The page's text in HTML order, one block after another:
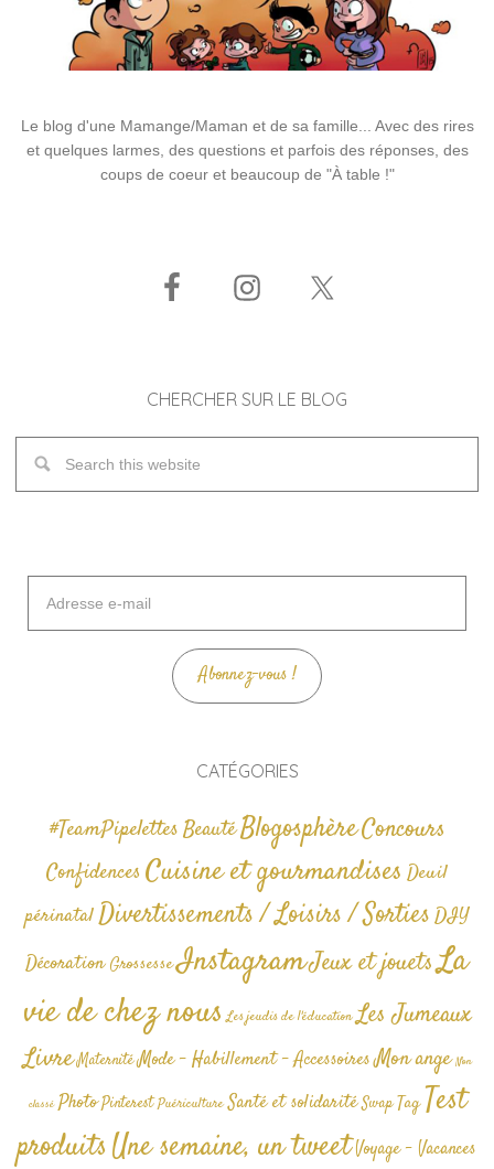
Le blog d'une Mamange/Maman et de sa famille... Avec des rires
et quelques larmes, des questions et parfois des réponses, des
coups de coeur et beaucoup de "À table !"
CHERCHER SUR LE BLOG
mail
Abonnez-vous !
CATÉGORIES
#TeamPipelettesBeautéBlogosphèreConcours
Confidences Cuisine et gourmandises Deuil
périnatalDivertissements / Loisirs / SortiesDIY
Décoration GrossesseInstagramJeux et jouetsLa
vie de chez nous Les jeudis de l'éducation Les Jumeaux
Livre Maternité Mode - Habillement - AccessoiresMon ange Non
classé Photo Pinterest Puériculture Santé et solidarité Swap TagTest
produitsUne semaine, un tweetVoyage - Vacances